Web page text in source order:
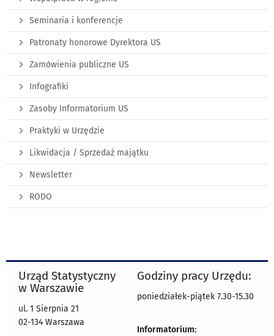
Seminaria i konferencje
Patronaty honorowe Dyrektora US
Zamówienia publiczne US
Infografiki
Zasoby Informatorium US
Praktyki w Urzędzie
Likwidacja / Sprzedaż majątku
Newsletter
RODO
Urząd Statystyczny
w Warszawie
ul. 1 Sierpnia 21
02-134 Warszawa
Godziny pracy Urzędu:
poniedziałek-piątek 7.30-15.30
Informatorium: